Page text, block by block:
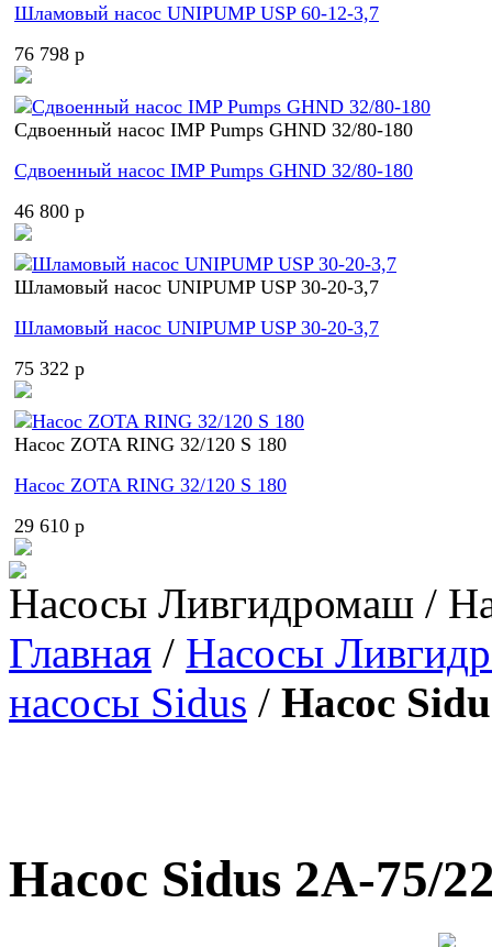
Шламовый насос UNIPUMP USP 60-12-3,7
76 798 p
Cдвоенный насос IMP Pumps GHND 32/80-180
Cдвоенный насос IMP Pumps GHND 32/80-180
46 800 p
Шламовый насос UNIPUMP USP 30-20-3,7
Шламовый насос UNIPUMP USP 30-20-3,7
75 322 p
Насос ZOTA RING 32/120 S 180
Насос ZOTA RING 32/120 S 180
29 610 p
Насосы Ливгидромаш /
Главная / Насосы
насосы Sidus / Насос
Насос Sidus 2А-75/